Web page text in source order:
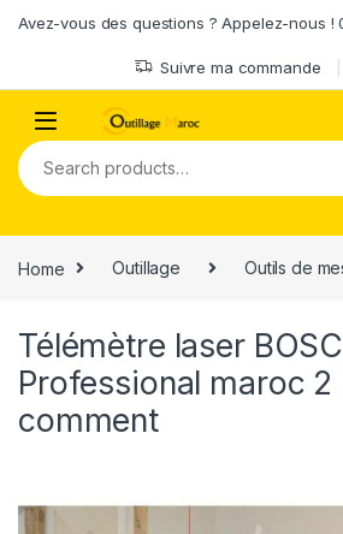
Avez-vous des questions ? Appelez-nous !
Suivre ma commande
Search for:
Home Outillage Outils de
Télémètre laser
Professional maroc 2
comment